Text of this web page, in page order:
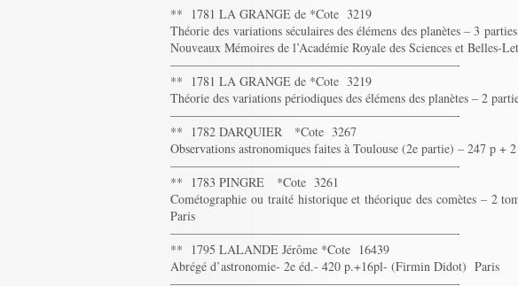
** 1781 LA GRANGE de *Cote 3219
Théorie des variations séculaires des élémens des planètes – 3
Nouveaux Mémoires de l’Académie Royale des Sciences et Belles-
———————————————————————-
** 1781 LA GRANGE de *Cote 3219
Théorie des variations périodiques des élémens des planètes – 2
———————————————————————-
** 1782 DARQUIER *Cote 3267
Observations astronomiques faites à Toulouse (2e partie) – 247 p
———————————————————————-
** 1783 PINGRE *Cote 3261
Cométographie ou traité historique et théorique des comètes – 2
Paris
———————————————————————-
** 1795 LALANDE Jérôme *Cote 16439
Abrégé d’astronomie- 2e éd.- 420 p.+16pl- (Firmin Didot) Paris